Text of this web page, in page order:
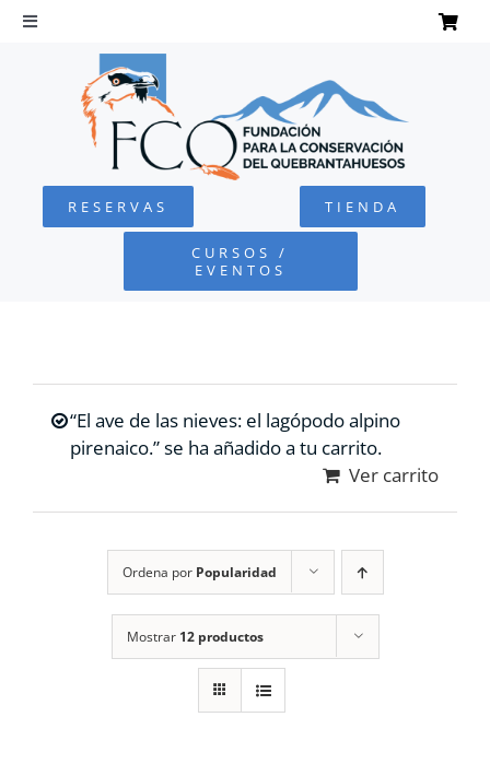
Saltar
Toggle
Navigation
QUEBRANTAHUESOS
FUNDACIÓN
COLABORA
RECURSOS
CONTACTO
RESERVAS TIENDA
CURSOS /
EVENTOS
“El ave de las nieves: el lagópodo alpino
pirenaico.” se ha añadido a tu carrito.
Ver carrito
Ordena por Popularidad
Mostrar 12 productos